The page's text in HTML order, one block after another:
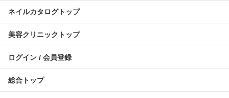
ネイルカタログトップ
美容クリニックトップ
ログイン / 会員登録
総合トップ